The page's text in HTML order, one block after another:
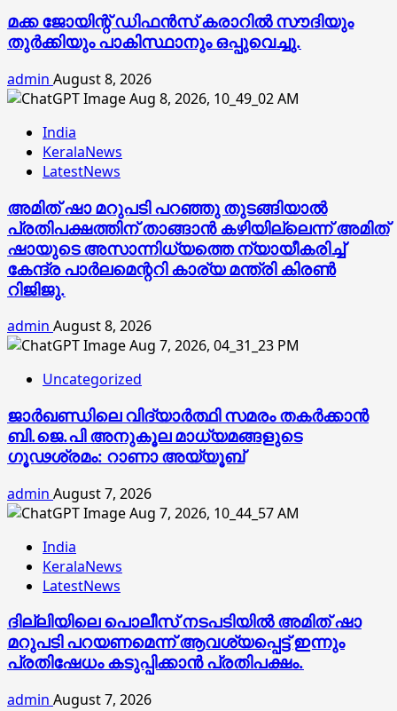
മക്ക ജോയിന്റ് ഡിഫന്‍സ് കരാറില്‍ സൗദിയും
തുര്‍ക്കിയും പാകിസ്ഥാനും ഒപ്പുവെച്ചു.
admin August 8, 2026
India
KeralaNews
LatestNews
അമിത് ഷാ മറുപടി പറഞ്ഞു തുടങ്ങിയാല്‍
പ്രതിപക്ഷത്തിന് താങ്ങാന്‍ കഴിയില്ലെന്ന് അമിത്
ഷായുടെ അസാന്നിധ്യത്തെ ന്യായീകരിച്ച്
കേന്ദ്ര പാര്‍ലമെന്ററി കാര്യ മന്ത്രി കിരണ്‍
റിജിജു.
admin August 8, 2026
Uncategorized
ജാര്‍ഖണ്ഡിലെ വിദ്യാര്‍ത്ഥി സമരം തകര്‍ക്കാന്‍
ബി.ജെ.പി അനുകൂല മാധ്യമങ്ങളുടെ
ഗൂഢശ്രമം: റാണാ അയ്യൂബ്
admin August 7, 2026
India
KeralaNews
LatestNews
ദില്ലിയിലെ പൊലീസ് നടപടിയിൽ അമിത് ഷാ
മറുപടി പറയണമെന്ന് ആവശ്യപ്പെട്ട് ഇന്നും
പ്രതിഷേധം കടുപ്പിക്കാൻ പ്രതിപക്ഷം.
admin August 7, 2026